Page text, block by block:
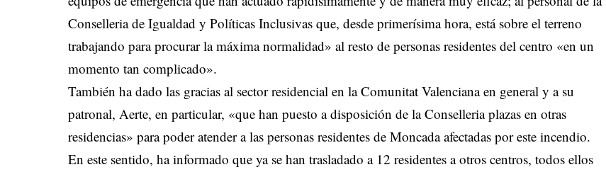
Conselleria de Igualdad y Políticas Inclusivas que, desde primerísima hora, está sobre el terreno
trabajando para procurar la máxima normalidad» al resto de personas residentes del centro «en un
momento tan complicado».
También ha dado las gracias al sector residencial en la Comunitat Valenciana en general y a su
patronal, Aerte, en particular, «que han puesto a disposición de la Conselleria plazas en otras
residencias» para poder atender a las personas residentes de Moncada afectadas por este incendio.
En este sentido, ha informado que ya se han trasladado a 12 residentes a otros centros, todos ellos